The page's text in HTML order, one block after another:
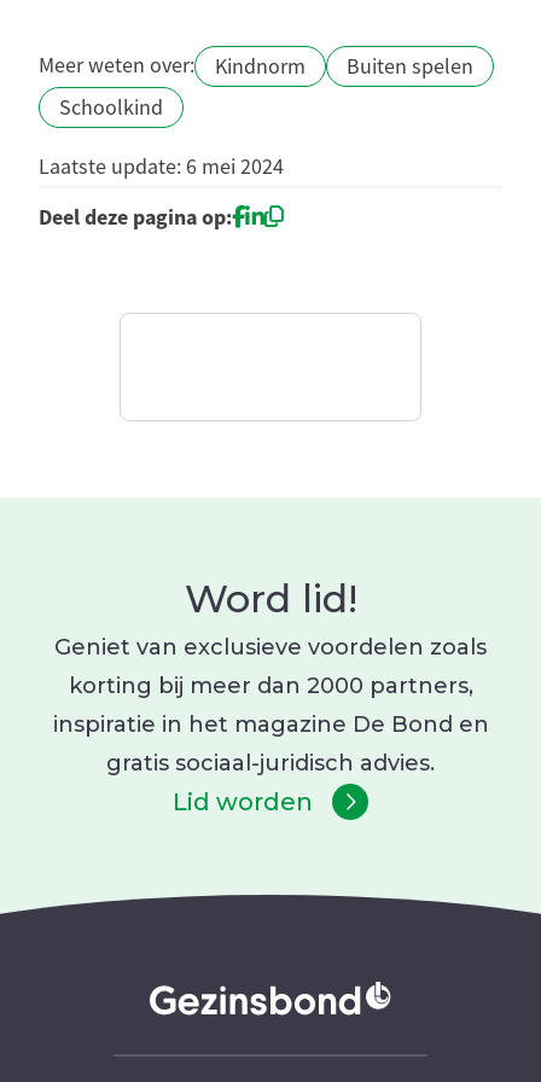
Meer weten over: Kindnorm
Buiten spelen
Schoolkind
Laatste update: 6 mei 2024
Deel deze pagina op:
Word lid!
Geniet van exclusieve voordelen zoals
korting bij meer dan 2000 partners,
inspiratie in het magazine De Bond en
gratis sociaal-juridisch advies.
Lid worden